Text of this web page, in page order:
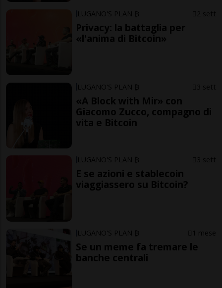
LUGANO'S PLAN ₿ 2 sett
Privacy: la battaglia per
«l'anima di Bitcoin»
LUGANO'S PLAN ₿ 3 sett
«A Block with Mir» con
Giacomo Zucco, compagno di
vita e Bitcoin
LUGANO'S PLAN ₿ 3 sett
E se azioni e stablecoin
viaggiassero su Bitcoin?
LUGANO'S PLAN ₿ 1 mese
Se un meme fa tremare le
banche centrali